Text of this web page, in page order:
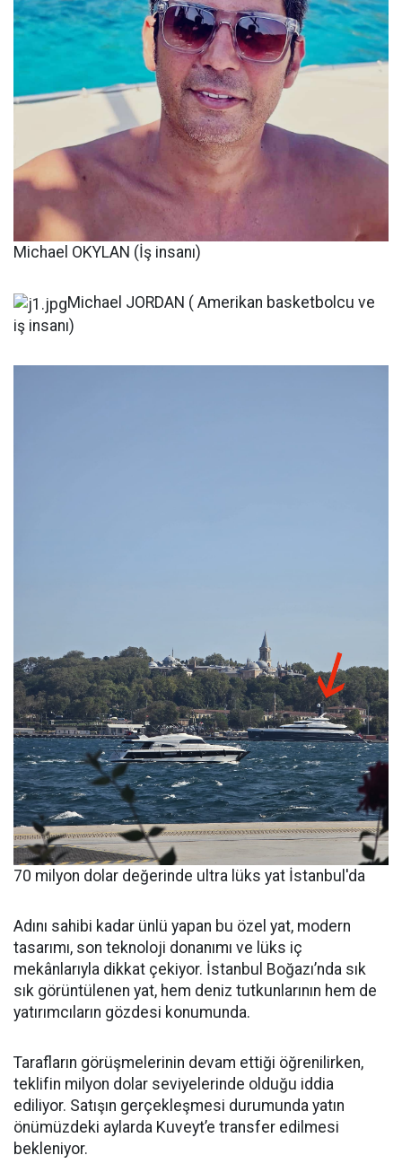
Michael OKYLAN (İş insanı)
Michael JORDAN ( Amerikan basketbolcu ve
iş insanı)
70 milyon dolar değerinde ultra lüks yat İstanbul'da
Adını sahibi kadar ünlü yapan bu özel yat, modern
tasarımı, son teknoloji donanımı ve lüks iç
mekânlarıyla dikkat çekiyor. İstanbul Boğazı’nda sık
sık görüntülenen yat, hem deniz tutkunlarının hem de
yatırımcıların gözdesi konumunda.
Tarafların görüşmelerinin devam ettiği öğrenilirken,
teklifin milyon dolar seviyelerinde olduğu iddia
ediliyor. Satışın gerçekleşmesi durumunda yatın
önümüzdeki aylarda Kuveyt’e transfer edilmesi
bekleniyor.